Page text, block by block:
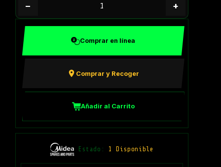
− +
Comprar en línea
Comprar y Recoger
Añadir al Carrito
Estado: 1 Disponible